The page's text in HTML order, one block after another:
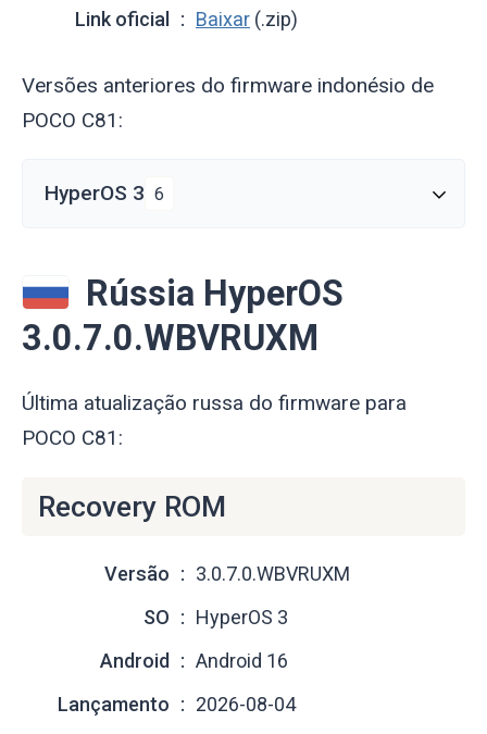
Link oficial
Baixar (.zip)
Versões anteriores do firmware indonésio de
POCO C81:
HyperOS 3 6
Rússia HyperOS
3.0.7.0.WBVRUXM
Última atualização russa do firmware para
POCO C81:
Recovery ROM
Versão
3.0.7.0.WBVRUXM
SO
HyperOS 3
Android
Android 16
Lançamento
2026-08-04